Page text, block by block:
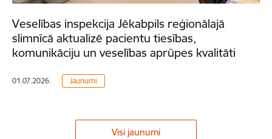
Veselības inspekcija Jēkabpils reģionālajā
slimnīcā aktualizē pacientu tiesības,
komunikāciju un veselības aprūpes kvalitāti
01.07.2026. Jaunumi
Visi jaunumi